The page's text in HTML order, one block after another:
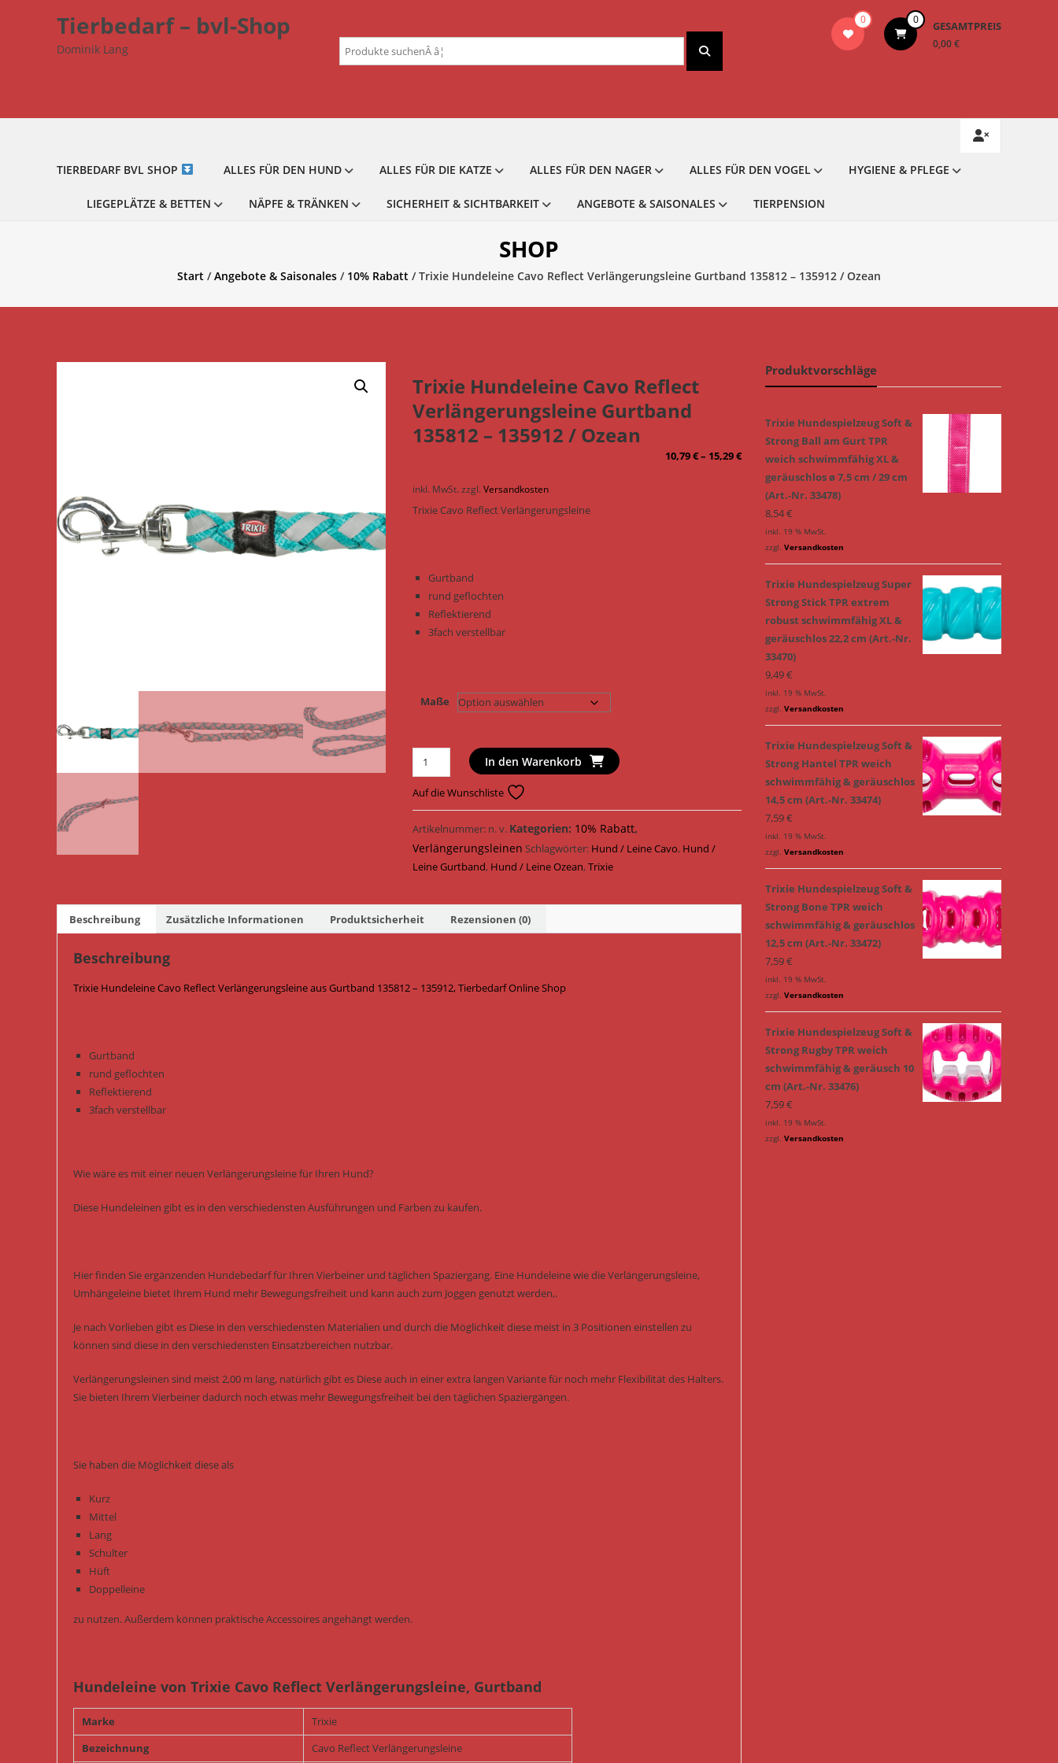
Tierbedarf – bvl-Shop
Dominik Lang
0 0 GESAMTPREIS
0,00 €
Suchen
nach:
TIERBEDARF BVL SHOP ALLES FÜR DEN HUND ALLES FÜR DIE KATZE ALLES FÜR DEN NAGER ALLES FÜR DEN VOGEL HYGIENE & PFLEGE
LIEGEPLÄTZE & BETTEN NÄPFE & TRÄNKEN SICHERHEIT & SICHTBARKEIT ANGEBOTE & SAISONALES TIERPENSION
SHOP
Start /Angebote & Saisonales / 10% Rabatt / Trixie Hundeleine Cavo Reflect Verlängerungsleine Gurtband 135812 – 135912 / Ozean
Trixie Hundeleine Cavo Reflect
Verlängerungsleine Gurtband
135812 – 135912 / Ozean
10,79€– 15,29€
inkl. MwSt. zzgl.Versandkosten
Trixie Cavo Reflect Verlängerungsleine
Gurtband
rund geflochten
Reflektierend
3fach verstellbar
Maße
Trixie
Hundeleine
Cavo
Reflect
Verlängerungsleine
Gurtband
135812
/
Ozean
In den Warenkorb
Auf die Wunschliste
Artikelnummer: n. v. Kategorien: 10% Rabatt,
Verlängerungsleinen Schlagwörter: Hund / Leine Cavo, Hund /
Leine Gurtband, Hund / Leine Ozean,Trixie
Beschreibung Zusätzliche Informationen Produktsicherheit Rezensionen (0)
Beschreibung
Trixie Hundeleine Cavo Reflect Verlängerungsleine aus Gurtband 135812 – 135912, Tierbedarf Online Shop
Gurtband
rund geflochten
Reflektierend
3fach verstellbar
Wie wäre es mit einer neuen Verlängerungsleine für Ihren Hund?
Diese Hundeleinen gibt es in den verschiedensten Ausführungen und Farben zu kaufen.
Hier finden Sie ergänzenden Hundebedarf für Ihren Vierbeiner und täglichen Spaziergang. Eine Hundeleine wie die Verlängerungsleine,
Umhängeleine bietet Ihrem Hund mehr Bewegungsfreiheit und kann auch zum Joggen genutzt werden,.
Je nach Vorlieben gibt es Diese in den verschiedensten Materialien und durch die Möglichkeit diese meist in 3 Positionen einstellen zu
können sind diese in den verschiedensten Einsatzbereichen nutzbar.
Verlängerungsleinen sind meist 2,00 m lang, natürlich gibt es Diese auch in einer extra langen Variante für noch mehr Flexibilität des Halters.
Sie bieten Ihrem Vierbeiner dadurch noch etwas mehr Bewegungsfreiheit bei den täglichen Spaziergängen.
Sie haben die Möglichkeit diese als
Kurz
Mittel
Lang
Schulter
Hüft
Doppelleine
zu nutzen. Außerdem können praktische Accessoires angehängt werden.
Hundeleine von Trixie Cavo Reflect Verlängerungsleine, Gurtband
Marke
Trixie
Bezeichnung
Cavo Reflect Verlängerungsleine
Produktvorschläge
Trixie Hundespielzeug Soft &
Strong Ball am Gurt TPR
weich schwimmfähig XL &
geräuschlos ø 7,5 cm / 29 cm
(Art.-Nr. 33478)
8,54€
inkl. 19 % MwSt.
zzgl. Versandkosten
Trixie Hundespielzeug Super
Strong Stick TPR extrem
robust schwimmfähig XL &
geräuschlos 22,2 cm (Art.-Nr.
33470)
9,49€
inkl. 19 % MwSt.
zzgl. Versandkosten
Trixie Hundespielzeug Soft &
Strong Hantel TPR weich
schwimmfähig & geräuschlos
14,5 cm (Art.-Nr. 33474)
7,59€
inkl. 19 % MwSt.
zzgl. Versandkosten
Trixie Hundespielzeug Soft &
Strong Bone TPR weich
schwimmfähig & geräuschlos
12,5 cm (Art.-Nr. 33472)
7,59€
inkl. 19 % MwSt.
zzgl. Versandkosten
Trixie Hundespielzeug Soft &
Strong Rugby TPR weich
schwimmfähig & geräusch 10
cm (Art.-Nr. 33476)
7,59€
inkl. 19 % MwSt.
zzgl. Versandkosten